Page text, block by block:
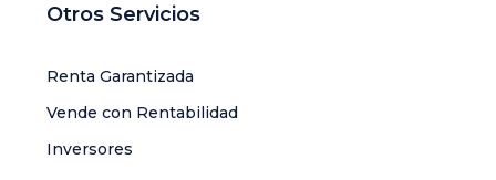
Otros Servicios
Renta Garantizada
Vende con Rentabilidad
Inversores